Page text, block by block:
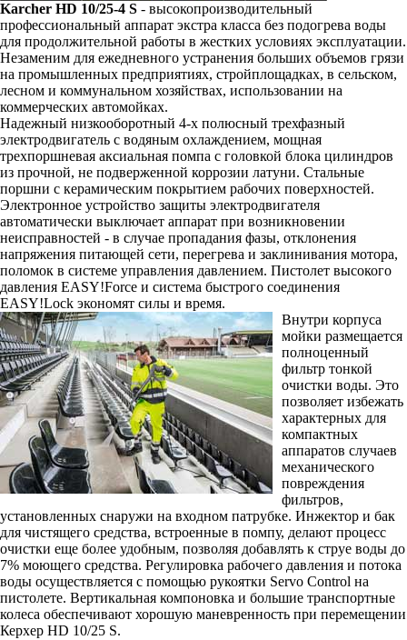
Karcher HD 10/25-4 S - высокопроизводительный
профессиональный аппарат экстра класса без подогрева воды
для продолжительной работы в жестких условиях эксплуатации.
Незаменим для ежедневного устранения больших объемов грязи
на промышленных предприятиях, стройплощадках, в сельском,
лесном и коммунальном хозяйствах, использовании на
коммерческих автомойках.
Надежный низкооборотный 4-х полюсный трехфазный
электродвигатель с водяным охлаждением, мощная
трехпоршневая аксиальная помпа с головкой блока цилиндров
из прочной, не подверженной коррозии латуни. Стальные
поршни с керамическим покрытием рабочих поверхностей.
Электронное устройство защиты электродвигателя
автоматически выключает аппарат при возникновении
неисправностей - в случае пропадания фазы, отклонения
напряжения питающей сети, перегрева и заклинивания мотора,
поломок в системе управления давлением. Пистолет высокого
давления EASY!Force и система быстрого соединения
EASY!Lock экономят силы и время.
Внутри корпуса
мойки размещается
полноценный
фильтр тонкой
очистки воды. Это
позволяет избежать
характерных для
компактных
аппаратов случаев
механического
повреждения
фильтров,
установленных снаружи на входном патрубке. Инжектор и бак
для чистящего средства, встроенные в помпу, делают процесс
очистки еще более удобным, позволяя добавлять к струе воды до
7% моющего средства. Регулировка рабочего давления и потока
воды осуществляется с помощью рукоятки Servo Control на
пистолете. Вертикальная компоновка и большие транспортные
колеса обеспечивают хорошую маневренность при перемещении
Керхер HD 10/25 S.